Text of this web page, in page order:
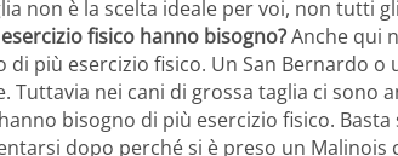
non è la scelta ideale per voi, non tutti
fisico hanno bisogno?Anche qui
di più esercizio fisico. Un San Bernardo
Tuttavia nei cani di grossa taglia ci sono
bisogno di più esercizio fisico.
dopo perché si è preso un Malinois